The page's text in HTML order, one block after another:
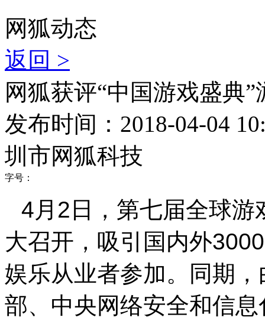
网狐动态
返回 >
网狐获评“中国游戏盛典
发布时间：2018-04-04
圳市网狐科技
字号：
4月 2 日，第七届全球
大召开，吸引国内外3000
娱乐从业者参加。同期
部、中央网络安全和信